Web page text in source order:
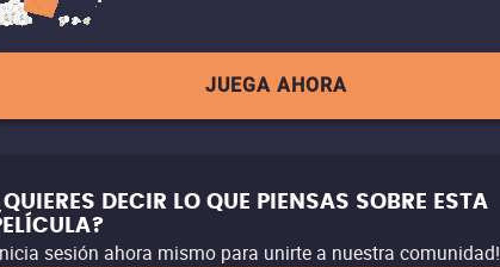
JUEGA AHORA
DECIR LO QUE PIENSAS SOBRE ESTA
sesión ahora mismo para unirte a nuestra comunidad!